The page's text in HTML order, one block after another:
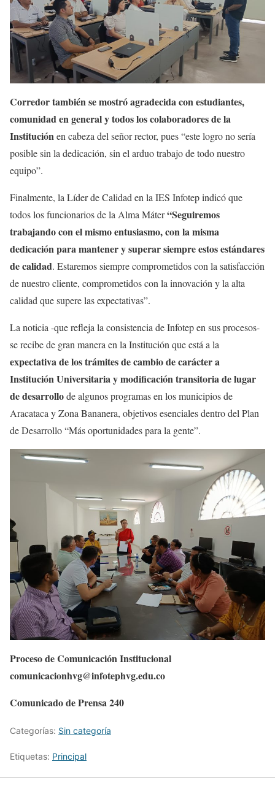
Corredor también se mostró agradecida con estudiantes,
comunidad en general y todos los colaboradores de la
Instituciónen cabeza del señor rector, pues “este logro no sería
posible sin la dedicación, sin el arduo trabajo de todo nuestro
equipo”.
Finalmente, la Líder de Calidad en la IES Infotep indicó que
todos los funcionarios de la Alma Máter“Seguiremos
trabajando con el mismo entusiasmo, con la misma
dedicación para mantener y superar siempre estos estándares
de calidad. Estaremos siempre comprometidos con la satisfacción
de nuestro cliente, comprometidos con la innovación y la alta
calidad que supere las expectativas”.
La noticia -que refleja la consistencia de Infotep en sus procesos-
se recibe de gran manera en la Institución que está a la
expectativa de los trámites de cambio de carácter a
Institución Universitaria y modificación transitoria de lugar
de desarrollode algunos programas en los municipios de
Aracataca y Zona Bananera, objetivos esenciales dentro del Plan
de Desarrollo “Más oportunidades para la gente”.
Proceso de Comunicación Institucional
comunicacionhvg@infotephvg.edu.co
Comunicado de Prensa 240
Categorías: Sin categoría
Etiquetas: Principal